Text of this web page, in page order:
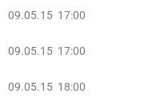
09.05.15 17:00
09.05.15 17:00
09.05.15 18:00